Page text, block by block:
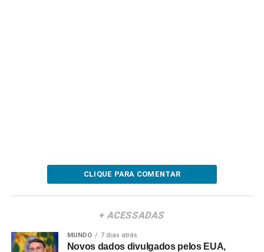
CLIQUE PARA COMENTAR
+ ACESSADAS
MUNDO 7 dias atrás
Novos dados divulgados pelos EUA,